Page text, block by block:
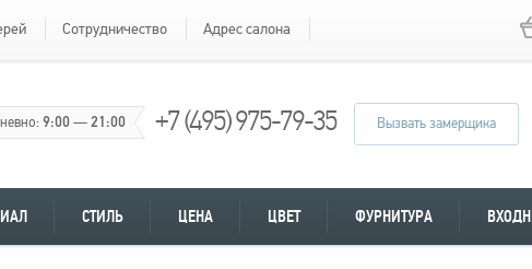
Сотрудничество Адрес салона
9:00—21:00 +7 (495) 975-79-35 Вызвать замерщика
СТИЛЬ ЦЕНА ЦВЕТ ФУРНИТУРА